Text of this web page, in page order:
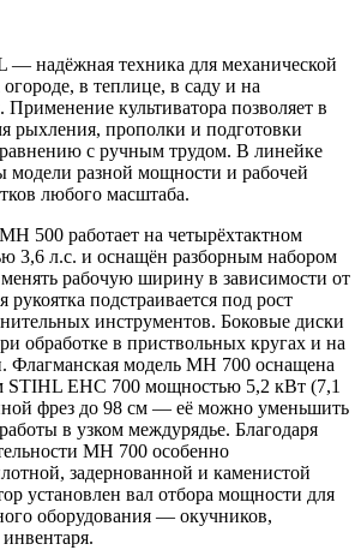
— надёжная техника для механической
в теплице, в саду и на
Применение культиватора позволяет в
рыхления, прополки и подготовки
с ручным трудом. В линейке
модели разной мощности и рабочей
любого масштаба.
500 работает на четырёхтактном
3,6 л.с. и оснащён разборным набором
рабочую ширину в зависимости от
рукоятка подстраивается под рост
инструментов. Боковые диски
обработке в приствольных кругах и на
Флагманская модель MH 700 оснащена
EHC 700 мощностью 5,2 кВт (7,1
фрез до 98 см — её можно уменьшить
в узком междурядье. Благодаря
MH 700 особенно
задернованной и каменистой
установлен вал отбора мощности для
оборудования — окучников,